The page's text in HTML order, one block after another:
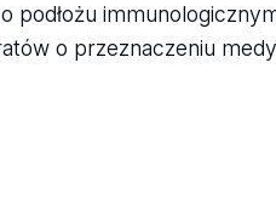
o przeznaczeniu